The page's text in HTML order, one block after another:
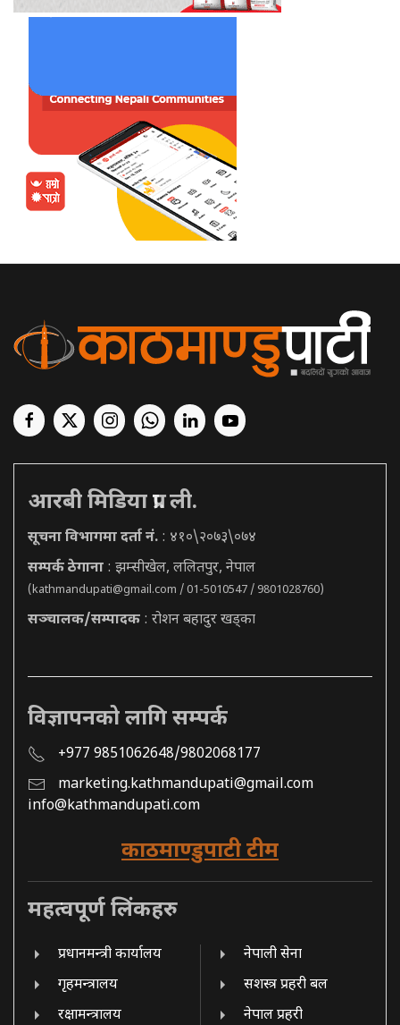
आरबी मिडिया प्रा. ली.
सूचना विभागमा दर्ता नं. : ४१०\२०७३\०७४
सम्पर्क ठेगाना : झम्सीखेल, ललितपुर, नेपाल
(kathmandupati@gmail.com / 01-5010547 / 9801028760)
सञ्चालक/सम्पादक : रोशन बहादुर खड्का
विज्ञापनको लागि सम्पर्क
+977 9851062648/9802068177
marketing.kathmandupati@gmail.com
info@kathmandupati.com
काठमाण्डुपाटी टीम
महत्वपूर्ण लिंकहरु
प्रधानमन्त्री कार्यालय
गृहमन्त्रालय
रक्षामन्त्रालय
नेपाली सेना
सशस्त्र प्रहरी बल
नेपाल प्रहरी